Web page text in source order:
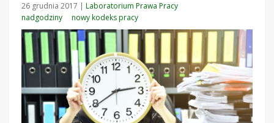
26 grudnia 2017 | Laboratorium Prawa Pracy
nadgodziny
nowy kodeks pracy